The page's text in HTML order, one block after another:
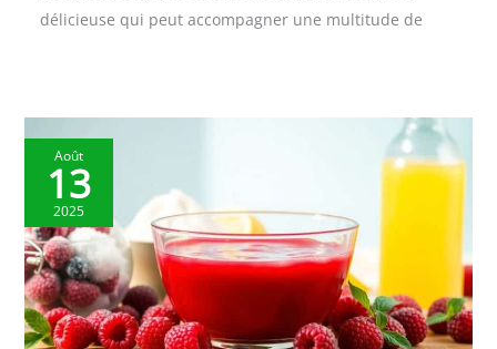
délicieuse qui peut accompagner une multitude de
Août
13
2025